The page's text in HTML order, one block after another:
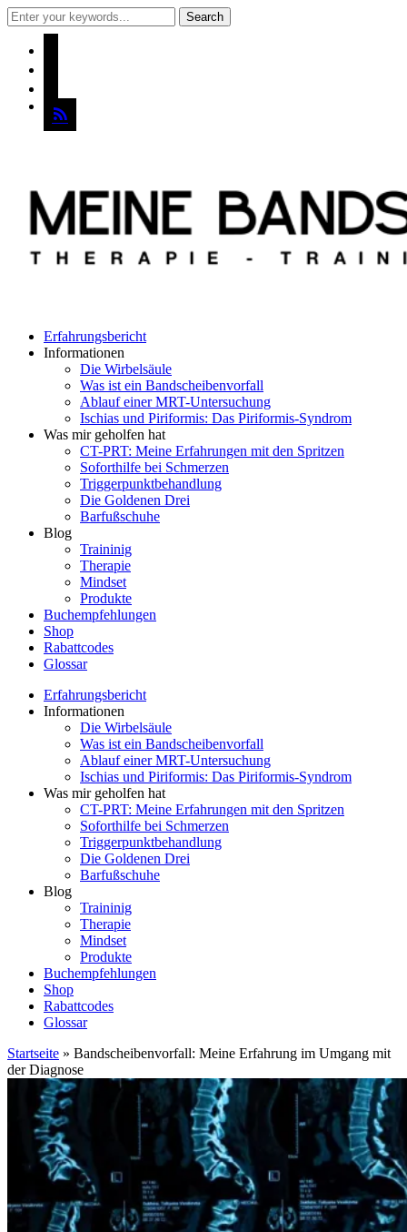
rss
Erfahrungsbericht
Informationen
Die Wirbelsäule
Was ist ein Bandscheibenvorfall
Ablauf einer MRT-Untersuchung
Ischias und Piriformis: Das Piriformis-Syndrom
Was mir geholfen hat
CT-PRT: Meine Erfahrungen mit den Spritzen
Soforthilfe bei Schmerzen
Triggerpunktbehandlung
Die Goldenen Drei
Barfußschuhe
Blog
Traininig
Therapie
Mindset
Produkte
Buchempfehlungen
Shop
Rabattcodes
Glossar
Erfahrungsbericht
Informationen
Die Wirbelsäule
Was ist ein Bandscheibenvorfall
Ablauf einer MRT-Untersuchung
Ischias und Piriformis: Das Piriformis-Syndrom
Was mir geholfen hat
CT-PRT: Meine Erfahrungen mit den Spritzen
Soforthilfe bei Schmerzen
Triggerpunktbehandlung
Die Goldenen Drei
Barfußschuhe
Blog
Traininig
Therapie
Mindset
Produkte
Buchempfehlungen
Shop
Rabattcodes
Glossar
Startseite » Bandscheibenvorfall: Meine Erfahrung im Umgang mit
der Diagnose